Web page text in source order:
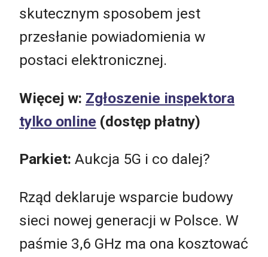
skutecznym sposobem jest
przesłanie powiadomienia w
postaci elektronicznej.
Więcej w: Zgłoszenie inspektora
tylko online (dostęp płatny)
Parkiet: Aukcja 5G i co dalej?
Rząd deklaruje wsparcie budowy
sieci nowej generacji w Polsce. W
paśmie 3,6 GHz ma ona kosztować